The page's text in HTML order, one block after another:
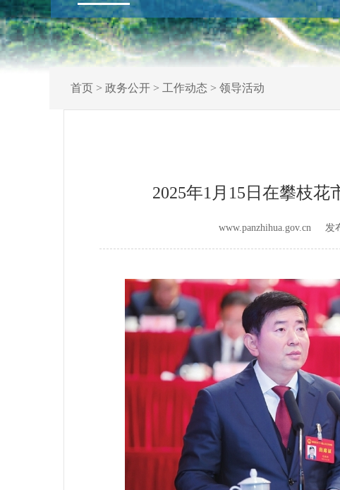
首页> 政务公开> 工作动态 > 领导活动
2025年1月15日在攀枝
www.panzhihua.gov.cn 发